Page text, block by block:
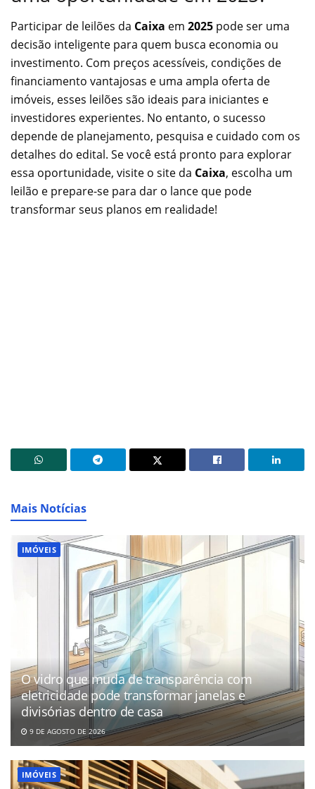
Participar de leilões da Caixa em 2025 pode ser uma
decisão inteligente para quem busca economia ou
investimento. Com preços acessíveis, condições de
financiamento vantajosas e uma ampla oferta de
imóveis, esses leilões são ideais para iniciantes e
investidores experientes. No entanto, o sucesso
depende de planejamento, pesquisa e cuidado com os
detalhes do edital. Se você está pronto para explorar
essa oportunidade, visite o site da Caixa, escolha um
leilão e prepare-se para dar o lance que pode
transformar seus planos em realidade!
Mais Notícias
IMÓVEIS
O vidro que muda de transparência com
eletricidade pode transformar janelas e
divisórias dentro de casa
9 DE AGOSTO DE 2026
IMÓVEIS